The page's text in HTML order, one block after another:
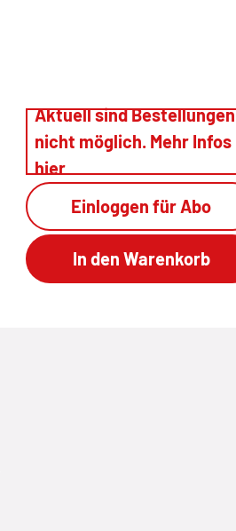
Aktuell sind Bestellungen
nicht möglich. Mehr Infos
hier
Einloggen für Abo